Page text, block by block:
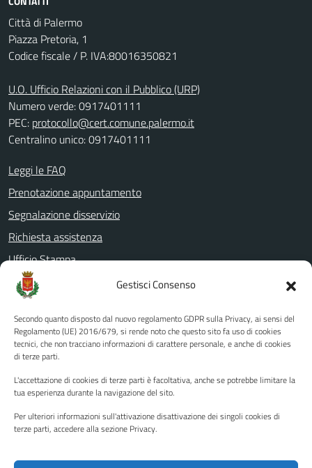
Gestisci Consenso
Secondo quanto disposto dal nuovo regolamento GDPR sulla Privacy, ai sensi del
Regolamento (UE) 2016/679, si rende noto che questo sito fa uso di cookies
tecnici, che non tracciano informazioni di carattere personale, e anche di cookies
di terze parti.
L'accettazione di cookies di terze parti è facoltativa, anche se potrebbe limitare la
tua esperienza durante la navigazione del sito.
Per ulteriori informazioni sull'attivazione disattivazione dei singoli cookies di
terze parti, accedere alla sezione Privacy.
Città di Palermo
Piazza Pretoria, 1
Codice fiscale / P. IVA:80016350821
U.O. Ufficio Relazioni con il Pubblico (URP)
Numero verde: 0917401111
PEC: protocollo@cert.comune.palermo.it
Centralino unico: 0917401111
Leggi le FAQ
Prenotazione appuntamento
Segnalazione disservizio
Richiesta assistenza
Ufficio Stampa
Amministrazione Trasparente
Albo pretorio
Informativa privacy
Note legali
Piano di miglioramento del sito